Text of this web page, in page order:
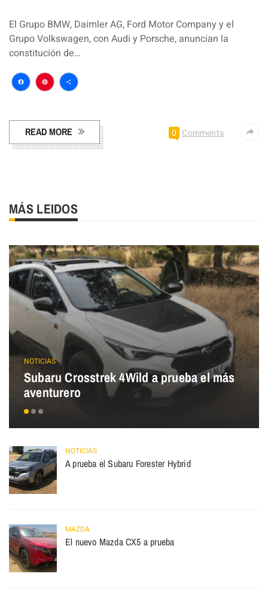
El Grupo BMW, Daimler AG, Ford Motor Company y el
Grupo Volkswagen, con Audi y Porsche, anuncian la
constitución de…
Facebook
Pinterest
Compartir
READ MORE 0 Comments
MÁS LEIDOS
NOTICIAS
Subaru Crosstrek 4Wild a prueba el más
aventurero
NOTICIAS
A prueba el Subaru Forester Hybrid
MAZDA
El nuevo Mazda CX5 a prueba